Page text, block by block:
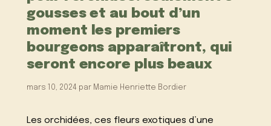
gousses et au bout d’un
moment les premiers
bourgeons apparaîtront, qui
seront encore plus beaux
mars 10, 2024 par Mamie Henriette Bordier
Les orchidées, ces fleurs exotiques d’une